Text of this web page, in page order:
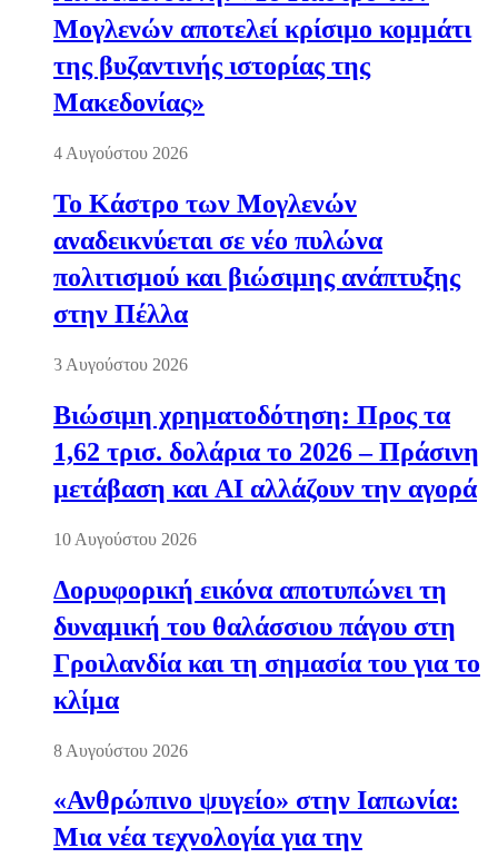
Μογλενών αποτελεί κρίσιμο κομμάτι
της βυζαντινής ιστορίας της
Μακεδονίας»
4 Αυγούστου 2026
Το Κάστρο των Μογλενών
αναδεικνύεται σε νέο πυλώνα
πολιτισμού και βιώσιμης ανάπτυξης
στην Πέλλα
3 Αυγούστου 2026
Βιώσιμη χρηματοδότηση: Προς τα
1,62 τρισ. δολάρια το 2026 – Πράσινη
μετάβαση και AI αλλάζουν την αγορά
10 Αυγούστου 2026
Δορυφορική εικόνα αποτυπώνει τη
δυναμική του θαλάσσιου πάγου στη
Γροιλανδία και τη σημασία του για το
κλίμα
8 Αυγούστου 2026
«Ανθρώπινο ψυγείο» στην Ιαπωνία:
Μια νέα τεχνολογία για την